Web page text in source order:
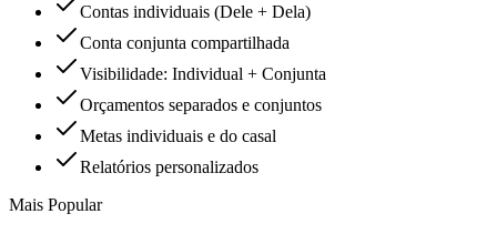
Contas individuais (Dele + Dela)
Conta conjunta compartilhada
Visibilidade: Individual + Conjunta
Orçamentos separados e conjuntos
Metas individuais e do casal
Relatórios personalizados
Mais Popular